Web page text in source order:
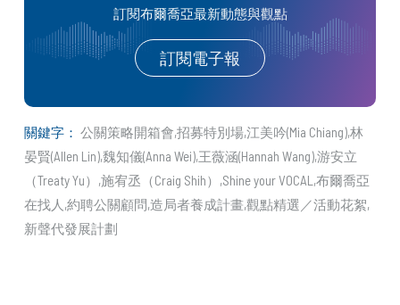
訂閱布爾喬亞最新動態與觀點
訂閱電子報
關鍵字： 公關策略開箱會 招募特別場江美吟(Mia Chiang)林
晏賢(Allen Lin)魏知儀(Anna Wei)王薇涵(Hannah Wang)游安立
（Treaty Yu）
施宥丞（Craig Shih） Shine your VOCAL 布爾喬亞
在找人 約聘公關顧問 造局者養成計畫 觀點精選／活動花絮
新聲代發展計劃